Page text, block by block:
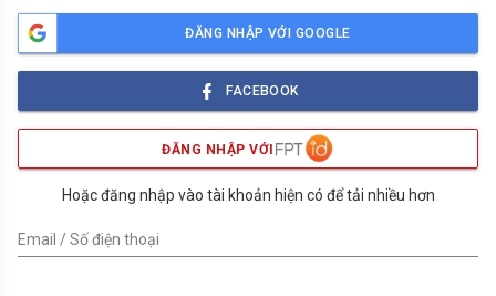
ĐĂNG NHẬP VỚI GOOGLE
FACEBOOK
ĐĂNG NHẬP VỚI
Hoặc đăng nhập vào tài khoản hiện có để tải nhiều hơn
Email / Số điện thoại